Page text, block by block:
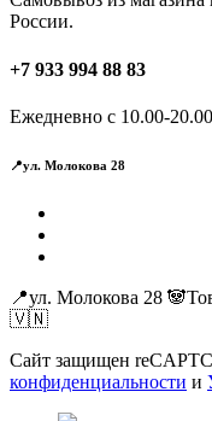
России.
+7 933 994 88 83
Ежедневно с 10.00-20.00
📍ул. Молокова 28
📍ул. Молокова 28
🇻🇳
Сайт защищен
конфиденциальности и